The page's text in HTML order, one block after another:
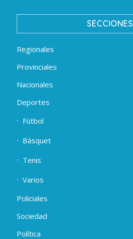
SECCIONES
Regionales
Provinciales
Nacionales
Deportes
Fútbol
Básquet
Tenis
Varios
Policiales
Sociedad
Política